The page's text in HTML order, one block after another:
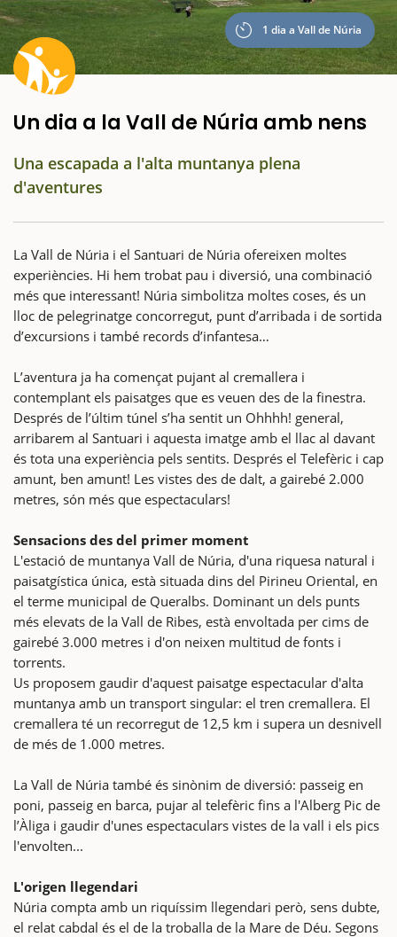
Un dia a la Vall de Núria amb nens
1 dia a Vall de Núria
Una escapada a l'alta muntanya plena
d'aventures
La Vall de Núria i el Santuari de Núria ofereixen moltes
experiències. Hi hem trobat pau i diversió, una combinació
més que interessant! Núria simbolitza moltes coses, és un
lloc de pelegrinatge concorregut, punt d’arribada i de sortida
d’excursions i també records d’infantesa…
L’aventura ja ha començat pujant al cremallera i
contemplant els paisatges que es veuen des de la finestra.
Després de l’últim túnel s’ha sentit un Ohhhh! general,
arribarem al Santuari i aquesta imatge amb el llac al davant
és tota una experiència pels sentits. Després el Telefèric i cap
amunt, ben amunt! Les vistes des de dalt, a gairebé 2.000
metres, són més que espectaculars!
Sensacions des del primer moment
L'estació de muntanya Vall de Núria, d'una riquesa natural i
paisatgística única, està situada dins del Pirineu Oriental, en
el terme municipal de Queralbs. Dominant un dels punts
més elevats de la Vall de Ribes, està envoltada per cims de
gairebé 3.000 metres i d'on neixen multitud de fonts i
torrents.
Us proposem gaudir d'aquest paisatge espectacular d'alta
muntanya amb un transport singular: el tren cremallera. El
cremallera té un recorregut de 12,5 km i supera un desnivell
de més de 1.000 metres.
La Vall de Núria també és sinònim de diversió: passeig en
poni, passeig en barca, pujar al telefèric fins a l'Alberg Pic de
l’Àliga i gaudir d'unes espectaculars vistes de la vall i els pics
l'envolten...
L'origen llegendari
Núria compta amb un riquíssim llegendari però, sens dubte,
el relat cabdal és el de la troballa de la Mare de Déu. Segons